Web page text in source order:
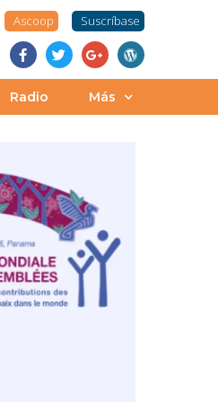
Ascoop Suscríbase
Radio Más